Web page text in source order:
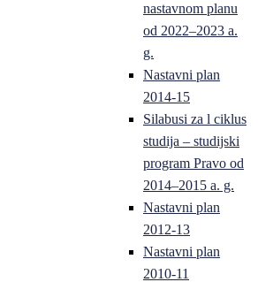
nastavnom planu
od 2022–2023 a.
g.
Nastavni plan
2014-15
Silabusi za l ciklus
studija – studijski
program Pravo od
2014–2015 a. g.
Nastavni plan
2012-13
Nastavni plan
2010-11